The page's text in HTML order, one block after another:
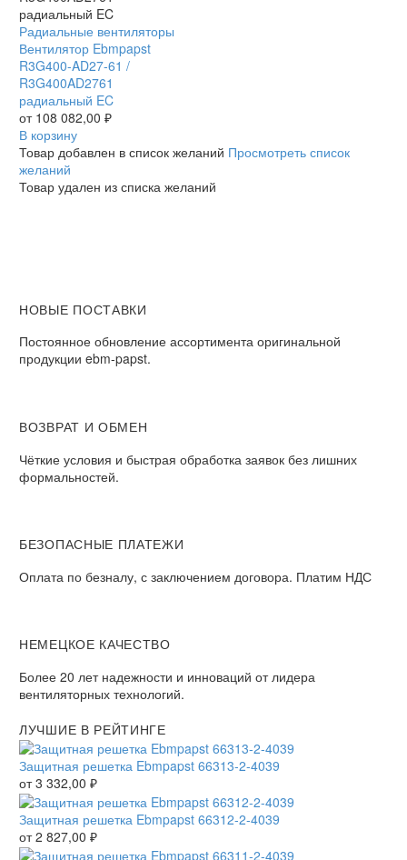
Вентилятор
Ebmpapst
R3G400-
AD27-
61
/
R3G400AD2761
радиальный
EC
Радиальные вентиляторы
Вентилятор Ebmpapst
R3G400-AD27-61 /
R3G400AD2761
радиальный EC
от 108 082,00 ₽
В корзину
Товар добавлен в список желаний Просмотреть список
желаний
Товар удален из списка желаний
НОВЫЕ ПОСТАВКИ
Постоянное обновление ассортимента оригинальной
продукции ebm-papst.
ВОЗВРАТ И ОБМЕН
Чёткие условия и быстрая обработка заявок без лишних
формальностей.
БЕЗОПАСНЫЕ ПЛАТЕЖИ
Оплата по безналу, с заключением договора. Платим НДС
НЕМЕЦКОЕ КАЧЕСТВО
Более 20 лет надежности и инноваций от лидера
вентиляторных технологий.
ЛУЧШИЕ В РЕЙТИНГЕ
Защитная решетка Ebmpapst 66313-2-4039
от3 332,00 ₽
Защитная решетка Ebmpapst 66312-2-4039
от2 827,00 ₽